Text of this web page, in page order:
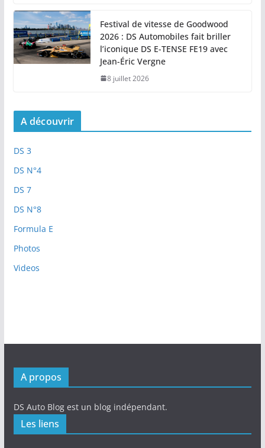
Festival de vitesse de Goodwood
2026 : DS Automobiles fait briller
l’iconique DS E-TENSE FE19 avec
Jean-Éric Vergne
8 juillet 2026
A découvrir
DS 3
DS N°4
DS 7
DS N°8
Formula E
Photos
Videos
A propos
DS Auto Blog est un blog indépendant.
Les liens